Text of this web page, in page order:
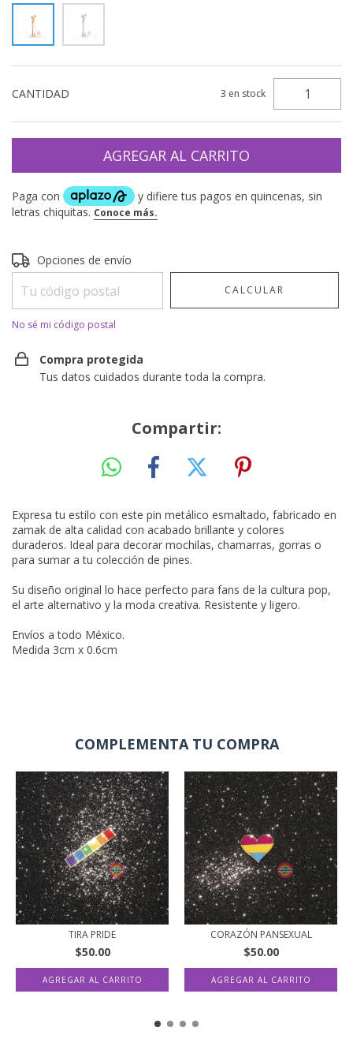
CANTIDAD 3 en stock
Entregas para el CP:
Opciones de envío
CALCULAR
No sé mi código postal
Compra protegida
Tus datos cuidados durante toda la compra.
Compartir:
Expresa tu estilo con este pin metálico esmaltado, fabricado en
zamak de alta calidad con acabado brillante y colores
duraderos. Ideal para decorar mochilas, chamarras, gorras o
para sumar a tu colección de pines.
Su diseño original lo hace perfecto para fans de la cultura pop,
el arte alternativo y la moda creativa. Resistente y ligero.
Envíos a todo México.
Medida 3cm x 0.6cm
COMPLEMENTA TU COMPRA
TIRA PRIDE
$50.00
CORAZÓN PANSEXUAL
$50.00